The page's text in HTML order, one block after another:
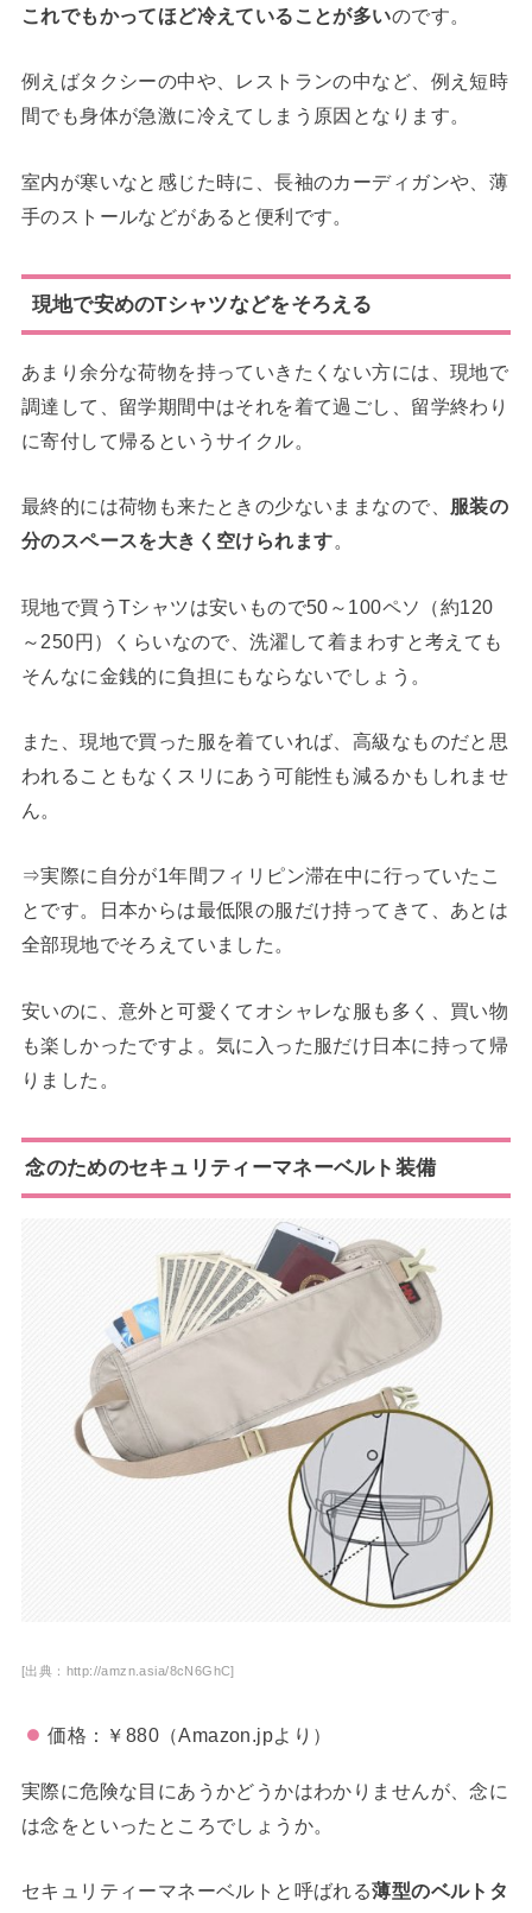
これでもかってほど冷えていることが多いのです。
例えばタクシーの中や、レストランの中など、例え短時
間でも身体が急激に冷えてしまう原因となります。
室内が寒いなと感じた時に、長袖のカーディガンや、薄
手のストールなどがあると便利です。
現地で安めのTシャツなどをそろえる
あまり余分な荷物を持っていきたくない方には、現地で
調達して、留学期間中はそれを着て過ごし、留学終わり
に寄付して帰るというサイクル。
最終的には荷物も来たときの少ないままなので、
服装の
分のスペースを大きく空けられます。
現地で買うTシャツは安いもので50～100ペソ（約120
～250円）くらいなので、洗濯して着まわすと考えても
そんなに金銭的に負担にもならないでしょう。
また、現地で買った服を着ていれば、高級なものだと思
われることもなくスリにあう可能性も減るかもしれませ
ん。
⇒実際に自分が1年間フィリピン滞在中に行っていたこ
とです。日本からは最低限の服だけ持ってきて、あとは
全部現地でそろえていました。
安いのに、意外と可愛くてオシャレな服も多く、買い物
も楽しかったですよ。気に入った服だけ日本に持って帰
りました。
念のためのセキュリティーマネーベルト装備
[出典：http://amzn.asia/8cN6GhC]
価格：￥880（Amazon.jpより）
実際に危険な目にあうかどうかはわかりませんが、念に
は念をといったところでしょうか。
セキュリティーマネーベルトと呼ばれる薄型のベルトタ